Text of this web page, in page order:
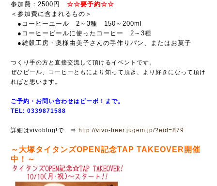
参加費：2500円 ☆☆要予約☆☆
＜参加費に含まれるもの＞
●コーヒーエール 2～3種 150～200ml
●コーヒービールに使ったコーヒー 2～3種
●雑穀工房・奥様由美子さんの手作りパン、またはお菓子
つくり手の方と直接交流して頂けるイベントです。
ぜひビール、コーヒーともにより知って頂き、より好きになって頂け
ればと思います。
ご予約・お問い合わせはビーボ！まで。
TEL: 0339871588
詳細はvivoblog!で ⇒ http://vivo-beer.jugem.jp/?eid=879
～大塚タイタンズOPEN記念TAP TAKEOVER開催
中！～